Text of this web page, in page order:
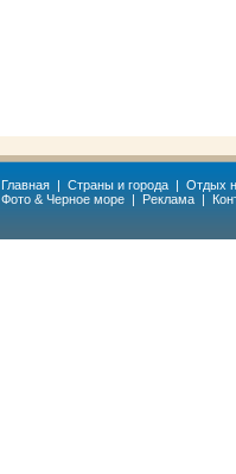
Главная | Страны и города | Отдых
Фото & Черное море | Реклама |